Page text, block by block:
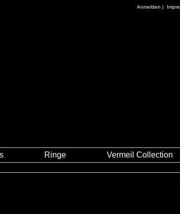
Anmelden |
Ringe Vermeil Collection